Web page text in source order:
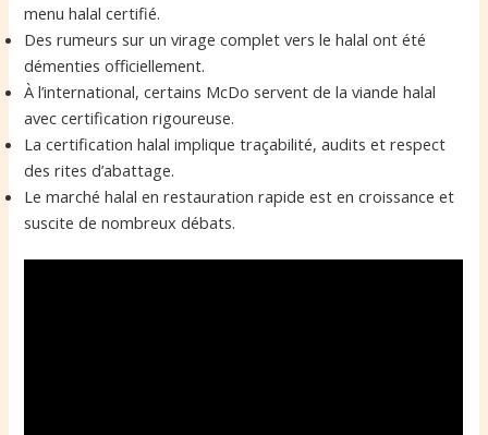
menu halal certifié.
Des rumeurs sur un virage complet vers le halal ont été
démenties officiellement.
À l’international, certains McDo servent de la viande halal
avec certification rigoureuse.
La certification halal implique traçabilité, audits et respect
des rites d’abattage.
Le marché halal en restauration rapide est en croissance et
suscite de nombreux débats.